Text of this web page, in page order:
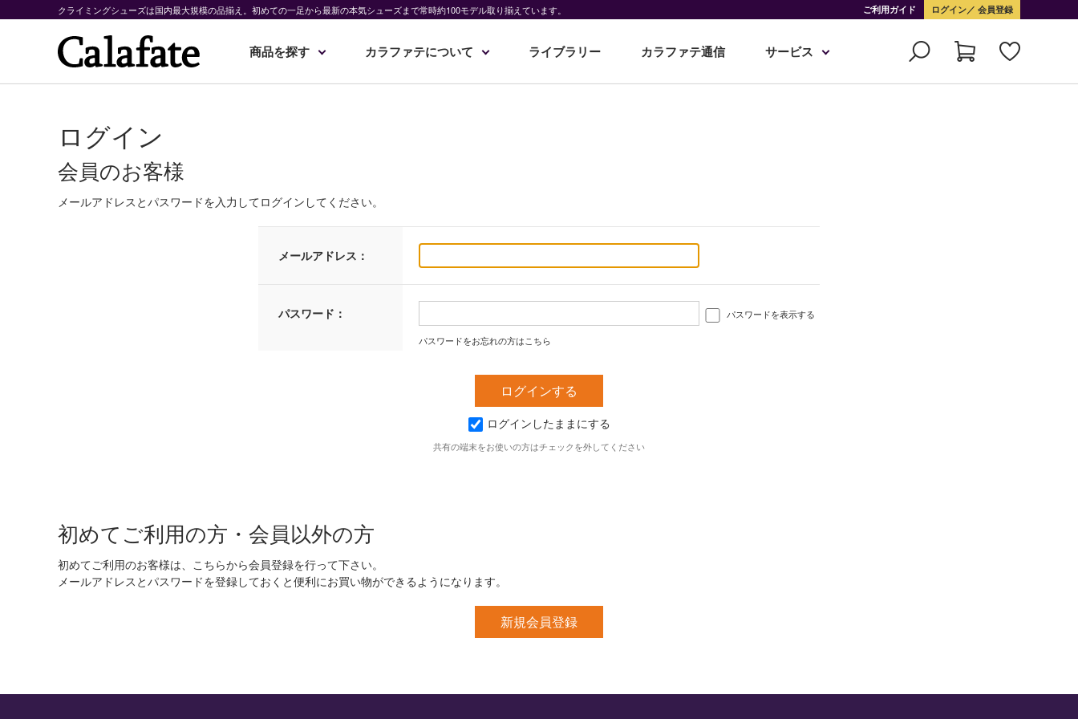
クライミングシューズは国内最大規模の品揃え。初めての一足から最新の本気シューズまで常時約100モデル取り揃えています。 ご利用ガイド ログイン 会員登録
商品を探す カラファテについて ライブラリー カラファテ通信 サービス
ログイン
会員のお客様
メールアドレスとパスワードを入力してログインしてください。
メールアドレス：
パスワード： パスワードを表示する
パスワードをお忘れの方はこちら
ログインしたままにする
共有の端末をお使いの方はチェックを外してください
初めてご利用の方・会員以外の方
初めてご利用のお客様は、こちらから会員登録を行って下さい。
メールアドレスとパスワードを登録しておくと便利にお買い物ができるようになります。